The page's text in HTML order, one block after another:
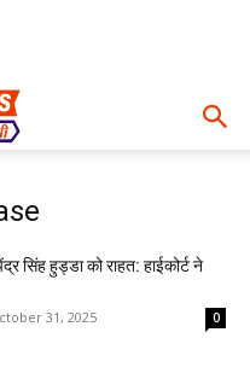
सिंह हुड्डा को राहत: हाईकोर्ट ने
31, 2025 0